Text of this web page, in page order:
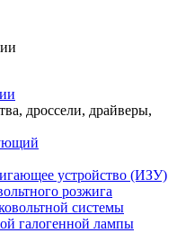
дроссели, драйверы,
устройство (ИЗУ)
розжига
системы
галогенной лампы